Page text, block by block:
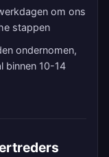
om ons
stappen
ondernomen,
binnen 10-14